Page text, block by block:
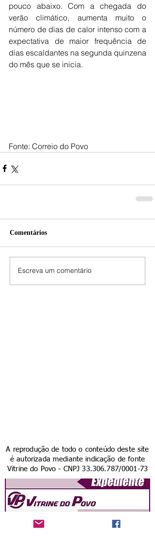
pouco abaixo. Com a chegada do
verão climático, aumenta muito o
número de dias de calor intenso com a
expectativa de maior frequência de
dias escaldantes na segunda quinzena
do mês que se inicia.
Fonte: Correio do Povo
Comentários
Escreva um comentário
A reprodução de todo o conteúdo deste site
é autorizada mediante indicação de fonte
Vitrine do Povo - CNPJ33.306.787/0001-73